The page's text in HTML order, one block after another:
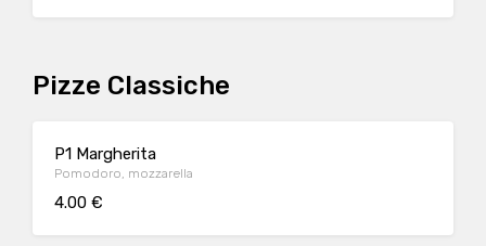
Pizze Classiche
P1 Margherita
Pomodoro, mozzarella
4.00 €